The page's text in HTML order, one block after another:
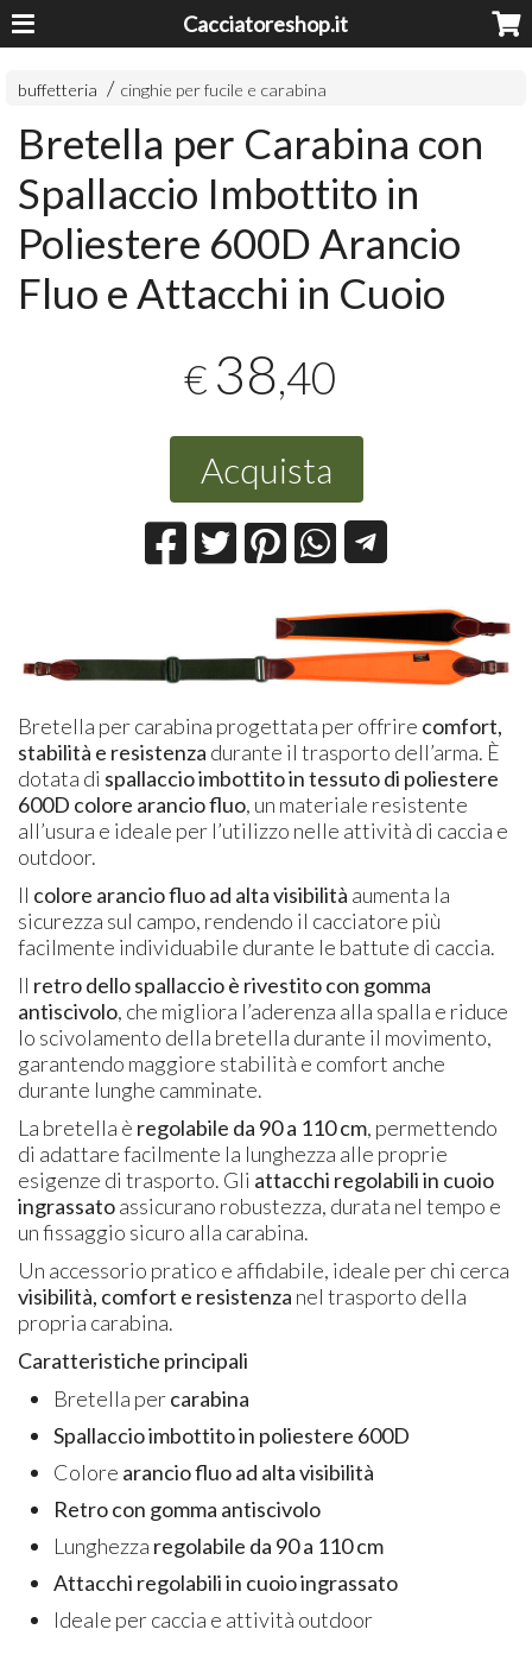
Cacciatoreshop.it
buffetteria cinghie per fucile e carabina
Bretella per Carabina con
Spallaccio Imbottito in
Poliestere 600D Arancio
Fluo e Attacchi in Cuoio
€ 38,40
Acquista
Bretella per carabina progettata per offrire comfort,
stabilità e resistenza durante il trasporto dell’arma. È
dotata di spallaccio imbottito in tessuto di poliestere
600D colore arancio fluo, un materiale resistente
all’usura e ideale per l’utilizzo nelle attività di caccia e
outdoor.
Il colore arancio fluo ad alta visibilità aumenta la
sicurezza sul campo, rendendo il cacciatore più
facilmente individuabile durante le battute di caccia.
Il retro dello spallaccio è rivestito con gomma
antiscivolo, che migliora l’aderenza alla spalla e riduce
lo scivolamento della bretella durante il movimento,
garantendo maggiore stabilità e comfort anche
durante lunghe camminate.
La bretella è regolabile da 90 a 110 cm, permettendo
di adattare facilmente la lunghezza alle proprie
esigenze di trasporto. Gli attacchi regolabili in cuoio
ingrassatoassicurano robustezza, durata nel tempo e
un fissaggio sicuro alla carabina.
Un accessorio pratico e affidabile, ideale per chi cerca
visibilità, comfort e resistenza nel trasporto della
propria carabina.
Caratteristiche principali
Bretella percarabina
Spallaccio imbottito in poliestere 600D
Colore arancio fluo ad alta visibilità
Retro con gomma antiscivolo
Lunghezza regolabile da 90 a 110 cm
Attacchi regolabili in cuoio ingrassato
Ideale per caccia e attività outdoor